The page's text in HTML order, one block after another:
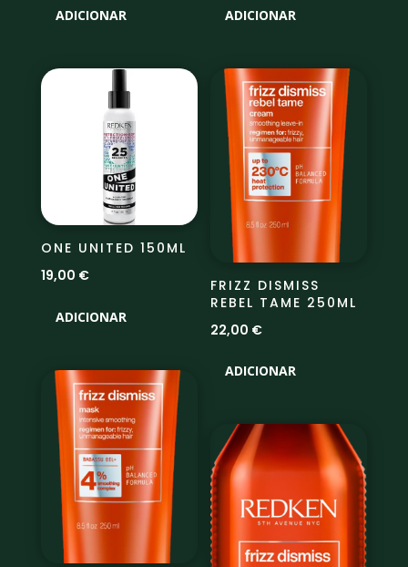
ADICIONAR ADICIONAR
ONE UNITED 150ML
19,00 €
ADICIONAR
FRIZZ DISMISS
REBEL TAME 250ML
22,00 €
ADICIONAR